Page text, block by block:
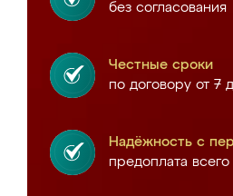
без согласования
Честные сроки
по договору от 7
Надёжность с
предоплата